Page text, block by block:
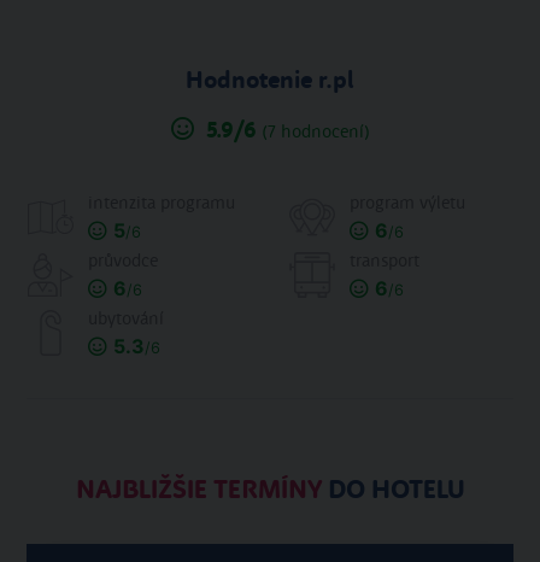
Hodnotenie r.pl
5.9/6 (7 hodnocení)
5/6 6/6
6/6 6/6
5.3/6
NAJBLIŽŠIE TERMÍNYDO HOTELU